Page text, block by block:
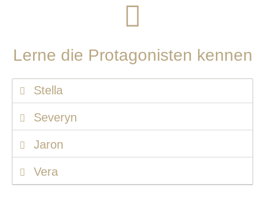
Lerne die Protagonisten kennen
Stella
Severyn
Jaron
Vera